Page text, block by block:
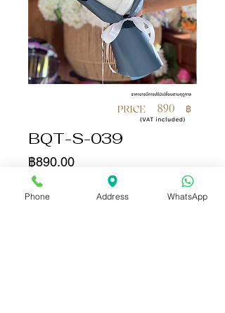
BQT-S-039
฿890.00ราคา
จำนวน
Phone Address WhatsApp